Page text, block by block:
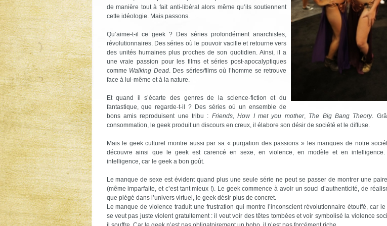
de manière tout à fait anti-libéral alors même qu’ils soutiennent
cette idéologie. Mais passons.
Qu’aime-t-il ce geek ? Des séries profondément anarchistes,
révolutionnaires. Des séries où le pouvoir vacille et retourne vers
des unités humaines plus proches de son quotidien. Ainsi, il a
une vraie passion pour les films et séries post-apocalyptiques
comme Walking Dead. Des séries/films où l’homme se retrouve
face à lui-même et à la nature.
Et quand il s’écarte des genres de la science-fiction et du
fantastique, que regarde-t-il ? Des séries où un ensemble de
bons amis reproduisent une tribu : Friends,How I met you mother, The Big Bang Theory.
consommation, le geek produit un discours en creux, il élabore son désir de société et le diffuse.
Mais le geek culturel montre aussi par sa « purgation des passions » les manques de notre
découvre ainsi que le geek est carencé en sexe, en violence, en modèle et en intelligence.
intelligence, car le geek a bon goût.
Le manque de sexe est évident quand plus une seule série ne peut se passer de montrer une
(même imparfaite, et c’est tant mieux !). Le geek commence à avoir un souci d’authenticité, de
que piégé dans l’univers virtuel, le geek désir plus de concret.
Le manque de violence traduit une frustration qui montre l’inconscient révolutionnaire étouffé, car
se veut pas juste violent gratuitement : il veut voir des têtes tombées et voir symbolisé la violence